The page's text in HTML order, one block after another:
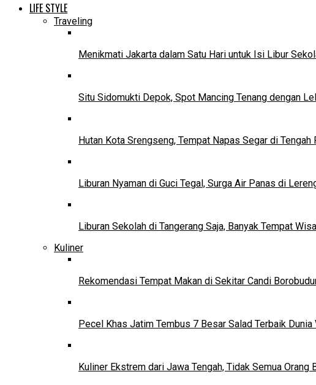
LIFE STYLE
Traveling
Menikmati Jakarta dalam Satu Hari untuk Isi Libur
Situ Sidomukti Depok, Spot Mancing Tenang dengan
Hutan Kota Srengseng, Tempat Napas Segar di Tengah
Liburan Nyaman di Guci Tegal, Surga Air Panas di
Liburan Sekolah di Tangerang Saja, Banyak Tempat
Kuliner
Rekomendasi Tempat Makan di Sekitar Candi
Pecel Khas Jatim Tembus 7 Besar Salad Terbaik
Kuliner Ekstrem dari Jawa Tengah, Tidak Semua